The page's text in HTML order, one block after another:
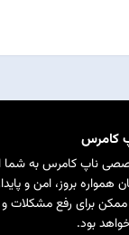
کامرس
ناپ کامرس به شما
همواره بروز، امن و
برای رفع مشکلات و
بود.